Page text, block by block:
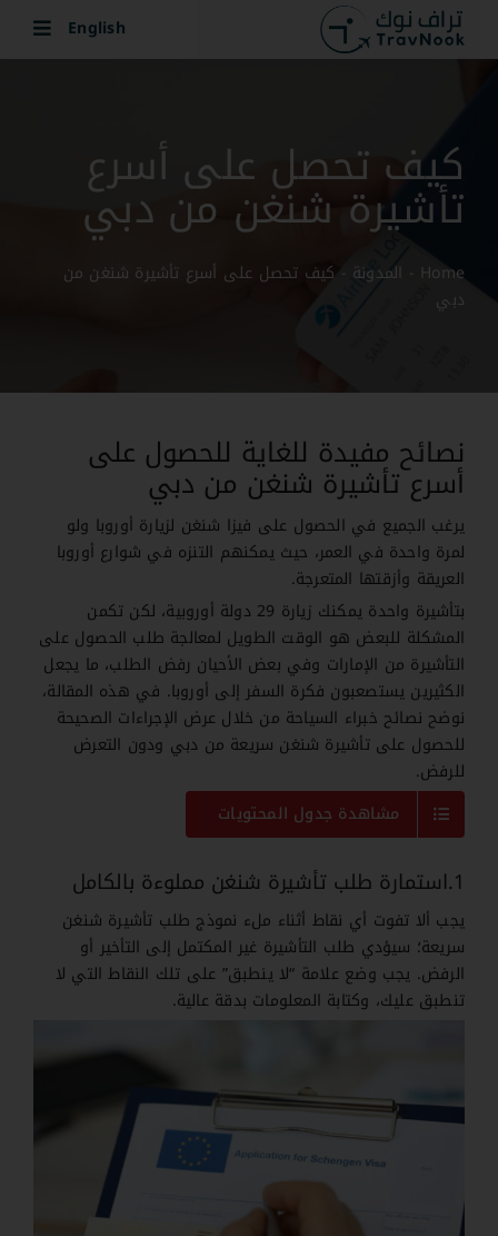
content
English
كيف تحصل على أسرع
تأشيرة شنغن من دبي
Home المدونة - كيف تحصل على أسرع تأشيرة شنغن من
دبي
نصائح مفيدة للغاية للحصول على
أسرع تأشيرة شنغن من دبي
يرغب الجميع في الحصول على فيزا شنغن لزيارة أوروبا ولو
لمرة واحدة في العمر، حيث يمكنهم التنزه في شوارع أوروبا
العريقة وأزقتها المتعرجة.
بتأشيرة واحدة يمكنك زيارة 29 دولة أوروبية، لكن تكمن
المشكلة للبعض هو الوقت الطويل لمعالجة طلب الحصول على
التأشيرة من الإمارات وفي بعض الأحيان رفض الطلب، ما يجعل
الكثيرين يستصعبون فكرة السفر إلى أوروبا. في هذه المقالة،
نوضح نصائح خبراء السياحة من خلال عرض الإجراءات الصحيحة
للحصول على تأشيرة شنغن سريعة من دبي ودون التعرض
للرفض.
مشاهدة جدول المحتويات
1.استمارة طلب تأشيرة شنغن مملوءة بالكامل
يجب ألا تفوت أي نقاط أثناء ملء نموذج طلب تأشيرة شنغن
سريعة؛ سيؤدي طلب التأشيرة غير المكتمل إلى التأخير أو
الرفض. يجب وضع علامة “لا ينطبق” على تلك النقاط التي لا
تنطبق عليك، وكتابة المعلومات بدقة عالية.